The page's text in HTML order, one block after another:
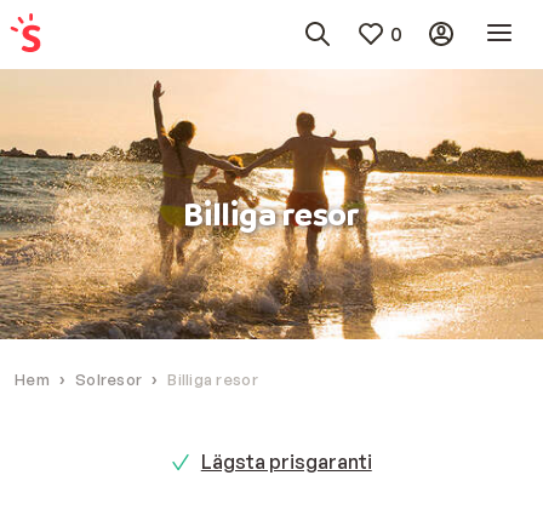
0
Billiga resor
Hem Solresor Billiga resor
Lägsta prisgaranti